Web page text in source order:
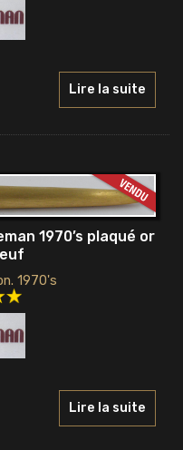
Lire la suite
1970’s plaqué or
1970's
Lire la suite